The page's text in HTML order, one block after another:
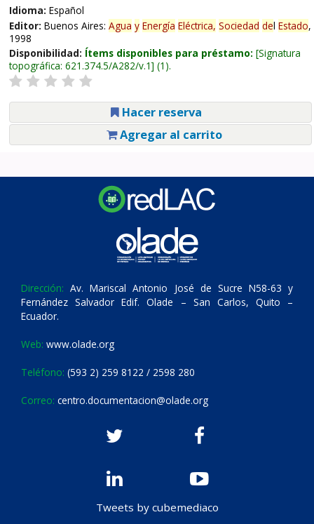
Idioma: Español
Editor: Buenos Aires: Agua y Energía Eléctrica, Sociedad del Estado,
1998
Disponibilidad: Ítems disponibles para préstamo: Signatura
topográfica: 621.374.5/A282/v.1 (1).
Hacer reserva
Agregar al carrito
Dirección: Av. Mariscal Antonio José de Sucre N58-63 y
Fernández Salvador Edif. Olade – San Carlos, Quito –
Ecuador.
Web: www.olade.org
Teléfono: (593 2) 259 8122 / 2598 280
Correo: centro.documentacion@olade.org
Tweets by cubemediaco